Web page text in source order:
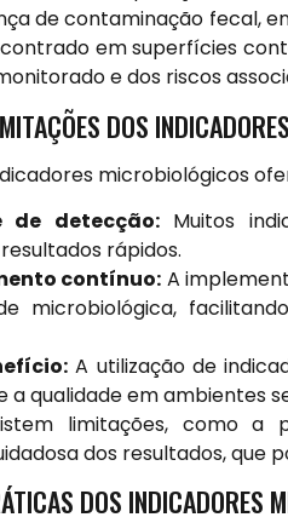
de contaminação fecal,
em superfícies
e dos riscos
DOS
microbiológicos
de detecção:Muitos
rápidos.
contínuo: A
microbiológica,
A utilização de
a qualidade em ambientes
limitações, como a
dos resultados, que
DOS INDICADORES